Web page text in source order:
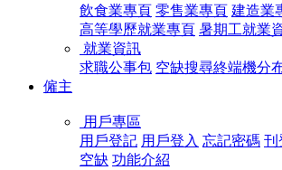
飲食業專頁 零售業專頁 建造業
高等學歷就業專頁 暑期工就業
就業資訊
求職公事包 空缺搜尋終端機分
僱主
用戶專區
用戶登記 用戶登入 忘記密碼 刊
空缺 功能介紹